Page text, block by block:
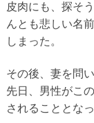
皮肉にも、探そ
んとも悲しい名
しまった。
その後、妻を問
先日、男性がこ
されることとなっ